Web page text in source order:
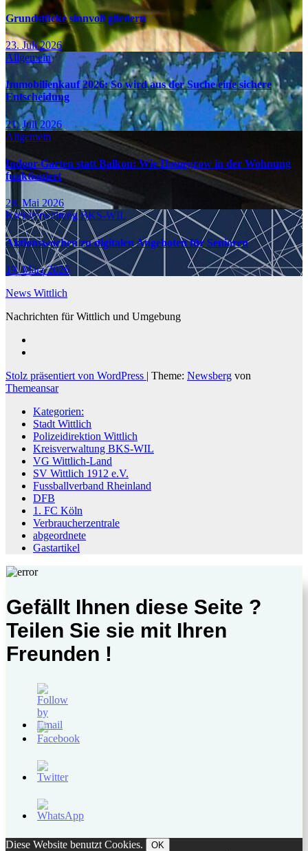
Grundstücke sinnvoll gliedern
23. Juli 2026
Allgemein
Immobilienkauf 2026: So wird aus der Suche eine sichere
Entscheidung
21. Juli 2026
Allgemein
Indoor-Garten statt Balkon: Wie Homegrow in der Wohnung
funktioniert
28. Mai 2026
Kreisverwaltung BKS-WIL
Aktionswochen zu digitalen Angeboten für Senioren
19. März 2026
News Wittlich
Nachrichten für Wittlich und Umgebung
Stolz präsentiert von WordPress | Theme: Newsberg von
Themeansar
Kategorien:
Stadt Wittlich
Polizeidirektion Wittlich
Kreisverwaltung BKS-WIL
VG Wittlich-Land
SV Wittlich 1912 e.V.
Fussballverband Rheinland
DFB
1. FC Köln
Verbraucherzentrale
abgeordnete
Gastartikel
Gefällt Ihnen diese Seite ?
Teilen Sie sie mit Ihren
Freunden !
Diese Website benutzt Cookies.
OK